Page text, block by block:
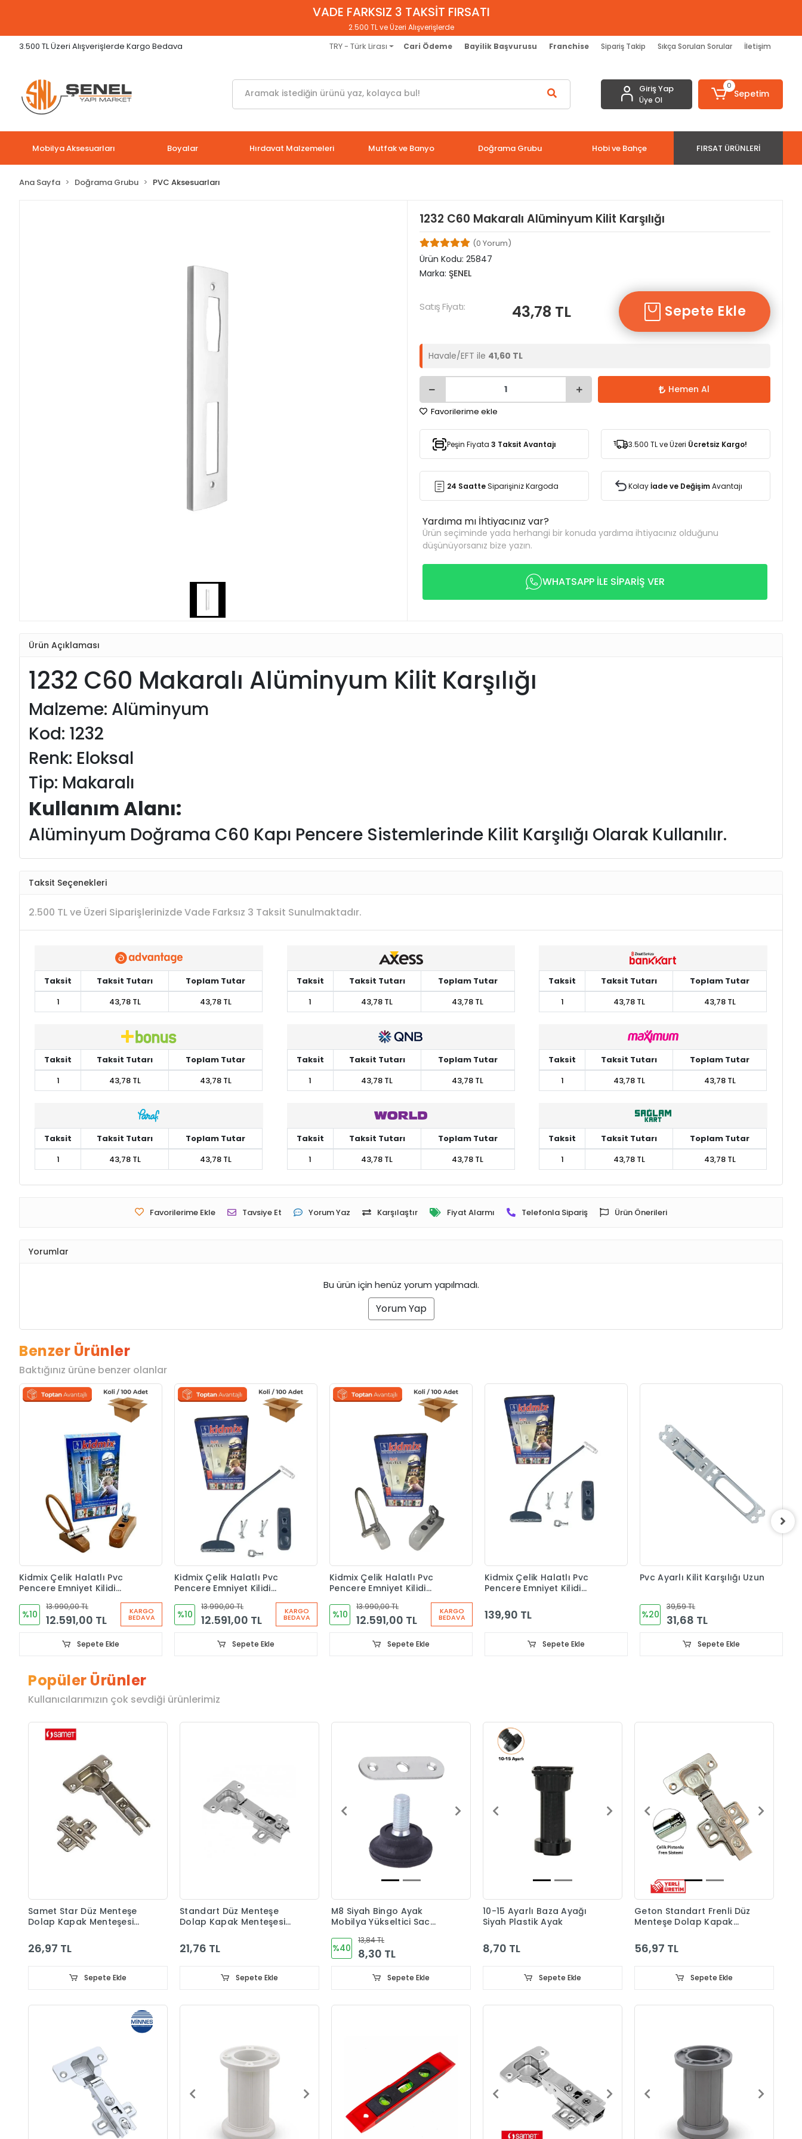
VADE FARKSIZ 3 TAKSİT FIRSATI
2.500 TL ve Üzeri Alışverişlerde
3.500 TL Üzeri Alışverişlerde Kargo Bedava TRY - Türk Lirası Cari Ödeme Bayilik Başvurusu Franchise Sipariş Takip Sıkça Sorulan Sorular İletişim
Giriş Yap
Üye Ol
0
Sepetim
Mobilya Aksesuarları Boyalar Hırdavat Malzemeleri Mutfak ve Banyo Doğrama Grubu Hobi ve Bahçe FIRSAT ÜRÜNLERI
Ana Sayfa Doğrama Grubu PVC Aksesuarları
1232 C60 Makaralı Alüminyum Kilit Karşılığı
(0 Yorum)
Ürün Kodu: 25847
Marka: ŞENEL
Satış Fiyatı: 43,78 TL Sepete Ekle
Havale/EFT ile 41,60 TL
Hemen Al
Favorilerime ekle
Peşin Fiyata 3 Taksit Avantajı 3.500 TL ve Üzeri Ücretsiz Kargo!
24 SaatteSiparişiniz Kargoda Kolayİade ve DeğişimAvantajı
Yardıma mı İhtiyacınız var?
Ürün seçiminde yada herhangi bir konuda yardıma ihtiyacınız olduğunu
düşünüyorsanız bize yazın.
WHATSAPP İLE SİPARİŞ VER
Ürün Açıklaması
1232 C60 Makaralı Alüminyum Kilit Karşılığı
Malzeme: Alüminyum
Kod: 1232
Renk: Eloksal
Tip: Makaralı
Kullanım Alanı:
Alüminyum Doğrama C60 Kapı Pencere Sistemlerinde Kilit Karşılığı Olarak Kullanılır.
Taksit Seçenekleri
2.500 TL ve Üzeri Siparişlerinizde Vade Farksız 3 Taksit Sunulmaktadır.
Taksit Taksit Tutarı
Toplam Tutar
1
43,78 TL 43,78 TL
Taksit Taksit Tutarı
Toplam Tutar
1
43,78 TL 43,78 TL
Taksit Taksit Tutarı
Toplam Tutar
1
43,78 TL 43,78 TL
Taksit Taksit Tutarı
Toplam Tutar
1
43,78 TL 43,78 TL
Taksit Taksit Tutarı
Toplam Tutar
1
43,78 TL 43,78 TL
Taksit Taksit Tutarı
Toplam Tutar
1
43,78 TL 43,78 TL
Taksit Taksit Tutarı
Toplam Tutar
1
43,78 TL 43,78 TL
Taksit Taksit Tutarı
Toplam Tutar
1
43,78 TL 43,78 TL
Taksit Taksit Tutarı
Toplam Tutar
1
43,78 TL 43,78 TL
Favorilerime Ekle Tavsiye Et Yorum Yaz Karşılaştır Fiyat Alarmı Telefonla Sipariş Ürün Önerileri
Yorumlar
Bu ürün için henüz yorum yapılmadı.
Yorum Yap
Benzer Ürünler
Baktığınız ürüne benzer olanlar
Kidmix Çelik Halatlı Pvc
Pencere Emniyet Kilidi
%10
13.990,00 TL
12.591,00 TL
KARGO
BEDAVA
Sepete Ekle
Kidmix Çelik Halatlı Pvc
Pencere Emniyet Kilidi
%10
13.990,00 TL
12.591,00 TL
KARGO
BEDAVA
Sepete Ekle
Kidmix Çelik Halatlı Pvc
Pencere Emniyet Kilidi
%10
13.990,00 TL
12.591,00 TL
KARGO
BEDAVA
Sepete Ekle
Kidmix Çelik Halatlı Pvc
Pencere Emniyet Kilidi
139,90 TL
Sepete Ekle
Pvc Ayarlı Kilit Karşılığı Uzun
%20
39,59 TL
31,68 TL
Sepete Ekle
Popüler Ürünler
Kullanıcılarımızın çok sevdiği ürünlerimiz
Samet Star Düz Menteşe
Dolap Kapak Menteşesi
26,97 TL
Sepete Ekle
Standart Düz Menteşe
Dolap Kapak Menteşesi
21,76 TL
Sepete Ekle
M8 Siyah Bingo Ayak
Mobilya Yükseltici Sac
%40
13,84 TL
8,30 TL
Sepete Ekle
10-15 Ayarlı Baza Ayağı
Siyah Plastik Ayak
8,70 TL
Sepete Ekle
Geton Standart Frenli Düz
Menteşe Dolap Kapak
56,97 TL
Sepete Ekle